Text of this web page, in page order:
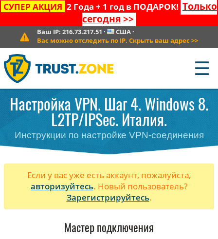
СУПЕР АКЦИЯ 2 Года + 1 год в ПОДАРОК! Только
сегодня >>
Ваш IP: 216.73.217.51 · США·
Вас можно отследить по IP. Скрыть ваш адрес >>
☰
Настройка VPN. Шаг 4. Windows 8.
L2TP/IPSec. Италия.
Инструкции по настройке VPN-соединения
Если у вас уже есть аккаунт, пожалуйста,
авторизуйтесь. Новый пользователь?
Зарегистрируйтесь.
Мастер подключения